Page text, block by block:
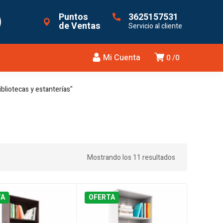
Puntos
de Ventas
3625157531
Servicio al cliente
0 0
Mi Cuenta
y estanterías"
Mostrando los 11 resultados
OFERTA